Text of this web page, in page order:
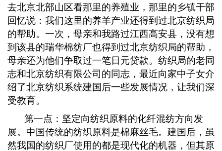
去北京北部山区看那里的养殖业，那里的乡镇干部
回忆说：我们这里的养羊产业还得到过北京纺织局
的帮助。一次，母亲和我路过江西高安县，没有想
到该县的瑞华棉纺厂也得到过北京纺织局的帮助，
母亲还为他们争取过一笔日元贷款。纺织局的老同
志和北京纺织有限公司的同志，最近向家中子女介
绍了北京纺织系统建国后一些发展情况，让我们深
受教育。
第一点：坚定向纺织原料的化纤混纺方向发
展。中国传统的纺织原料是棉麻丝毛。建国后，虽
然我国的纺织厂使用的都是现代化的机器，但其原